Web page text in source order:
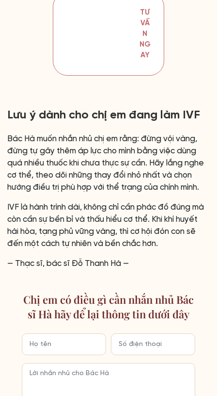
Lưu ý dành cho chị em đang làm IVF
Bác Hà muốn nhắn nhủ chị em rằng: đừng vội vàng,
cơ thể, theo dõi những thay đổi nhỏ nhất và chọn
IVF là hành trình dài, không chỉ cần phác đồ đúng mà
còn cần sự bền bỉ và thấu hiểu cơ thể. Khi khí huyết
hài hòa, tạng phủ vững vàng, thì cơ hội đón con sẽ
đến một cách tự nhiên và bền chắc hơn.
— Thạc sĩ, bác sĩ Đỗ Thanh Hà —
Chị em có điều gì cần nhắn nhủ Bác
sĩ Hà hãy để lại thông tin dưới đây